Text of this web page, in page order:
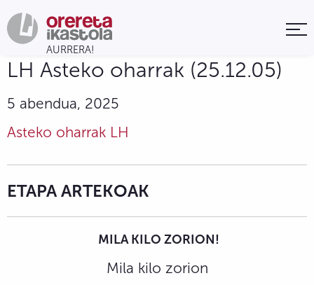
LH Asteko oharrak (25.12.05)
5 abendua, 2025
Asteko oharrak LH
ETAPA ARTEKOAK
MILAKILO ZORION!
Mila kilo zorion